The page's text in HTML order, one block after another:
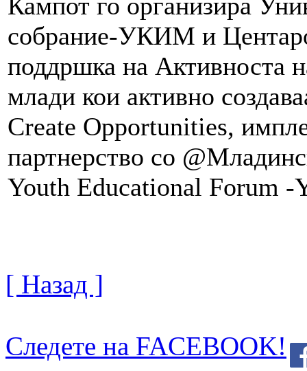
Кампот го организира
собрание-УКИМ и
поддршка на Активноста
млади кои активно
Create Opportunities,
партнерство со
Youth Educational Forum
[ Назад ]
Следете на FACEBOOK!